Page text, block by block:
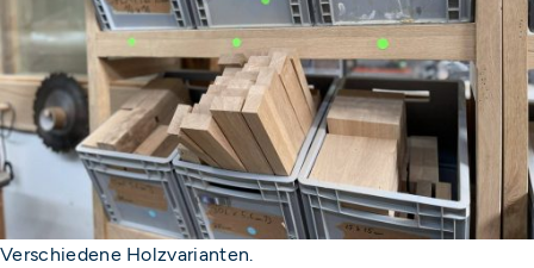
Verschiedene Holzvarianten.